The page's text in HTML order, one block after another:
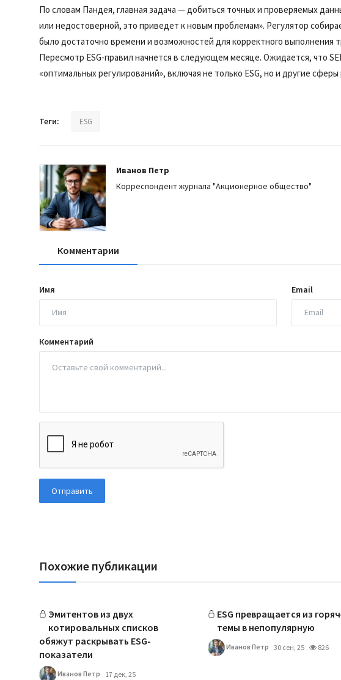
По словам Пандея, главная задача — добиться точных и проверяемых
или недостоверной, это приведет к новым проблемам». Регулятор
было достаточно времени и возможностей для корректного выполнения
Пересмотр ESG-правил начнется в следующем месяце. Ожидается, что
«оптимальных регулирований», включая не только ESG, но и другие
Теги: ESG
Иванов Петр
Корреспондент журнала "Акционерное общество"
Комментарии
Имя Email
Комментарий
Отправить
Похожие публикации
Эмитентов из двух
котировальных списков
обяжут раскрывать ESG-
показатели
Иванов Петр 17 дек, 25
ESG превращается из
темы в непопулярную
Иванов Петр 30 сен, 25 826